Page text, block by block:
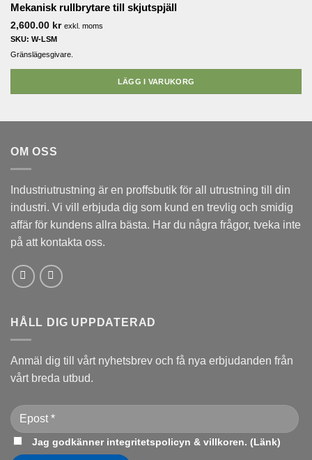
Mekanisk rullbrytare till skjutspjäll
2,600.00 kr exkl. moms
SKU: W-LSM
Gränslägesgivare.
LÄGG I VARUKORG
OM OSS
Industriutrustning är en proffsbutik för all utrustning till din
industri. Vi vill erbjuda dig som kund en trevlig och smidig
affär för kundens allra bästa. Har du några frågor, tveka inte
på att kontakta oss.
HÅLL DIG UPPDATERAD
Anmäl dig till vårt nyhetsbrev och få nya erbjudanden från
vårt breda utbud.
Jag godkänner integritetspolicyn & villkoren. (Länk)